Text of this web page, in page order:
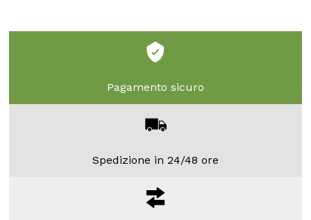
Pagamento sicuro
Spedizione in 24/48 ore